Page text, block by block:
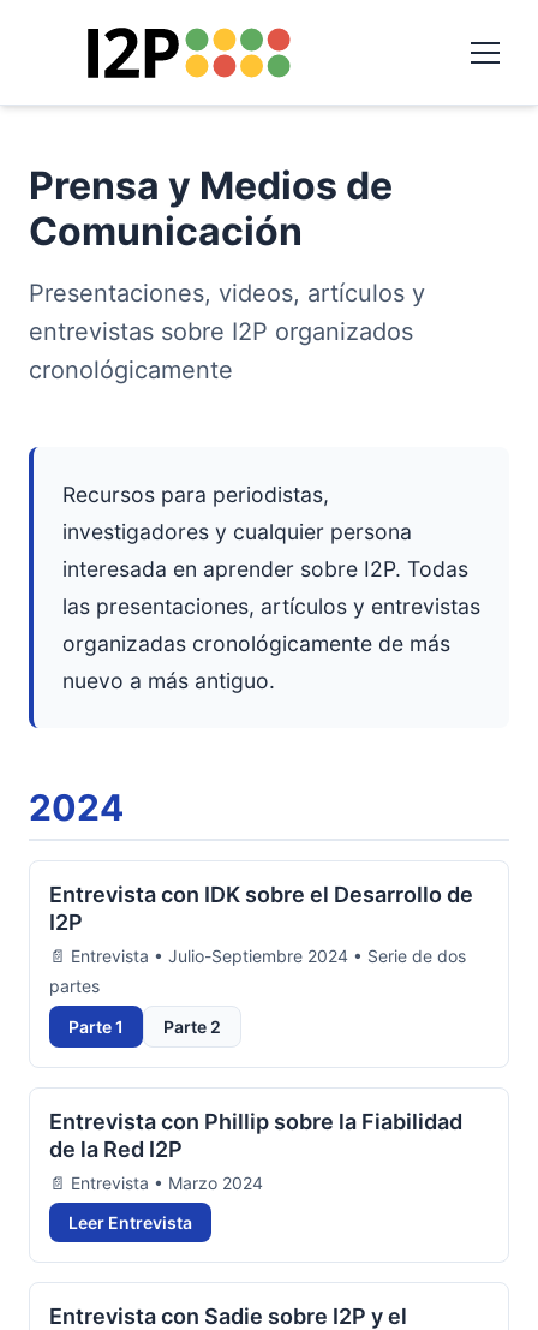
Prensa y Medios de
Comunicación
Presentaciones, videos, artículos y
entrevistas sobre I2P organizados
cronológicamente
Recursos para periodistas,
investigadores y cualquier persona
interesada en aprender sobre I2P. Todas
las presentaciones, artículos y entrevistas
organizadas cronológicamente de más
nuevo a más antiguo.
2024
Entrevista con IDK sobre el Desarrollo de
I2P
📄 Entrevista • Julio-Septiembre 2024 • Serie de dos
partes
Parte 1
Parte 2
Entrevista con Phillip sobre la Fiabilidad
de la Red I2P
📄 Entrevista • Marzo 2024
Leer Entrevista
Entrevista con Sadie sobre I2P y el